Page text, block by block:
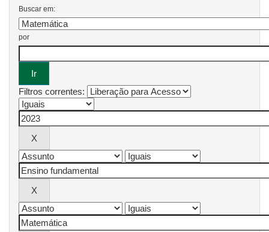
Buscar em:
por
Filtros correntes: